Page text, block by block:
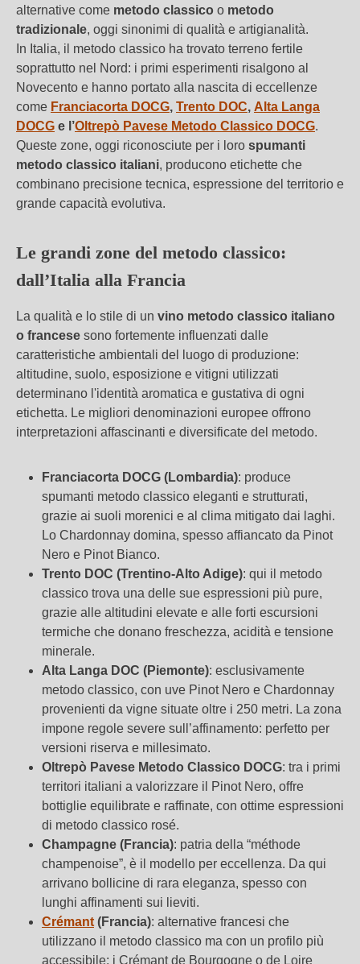
alternative come metodo classico o metodo
tradizionale, oggi sinonimi di qualità e artigianalità.
In Italia, il metodo classico ha trovato terreno fertile
soprattutto nel Nord: i primi esperimenti risalgono al
Novecento e hanno portato alla nascita di eccellenze
come Franciacorta DOCG, Trento DOC, Alta Langa
DOCG e l’Oltrepò Pavese Metodo Classico DOCG.
Queste zone, oggi riconosciute per i loro spumanti
metodo classico italiani, producono etichette che
combinano precisione tecnica, espressione del territorio e
grande capacità evolutiva.
Le grandi zone del metodo classico:
dall’Italia alla Francia
La qualità e lo stile di un vino metodo classico italiano
o francese sono fortemente influenzati dalle
caratteristiche ambientali del luogo di produzione:
altitudine, suolo, esposizione e vitigni utilizzati
determinano l'identità aromatica e gustativa di ogni
etichetta. Le migliori denominazioni europee offrono
interpretazioni affascinanti e diversificate del metodo.
Franciacorta DOCG (Lombardia): produce
spumanti metodo classico eleganti e strutturati,
grazie ai suoli morenici e al clima mitigato dai laghi.
Lo Chardonnay domina, spesso affiancato da Pinot
Nero e Pinot Bianco.
Trento DOC (Trentino-Alto Adige): qui il metodo
classico trova una delle sue espressioni più pure,
grazie alle altitudini elevate e alle forti escursioni
termiche che donano freschezza, acidità e tensione
minerale.
Alta Langa DOC (Piemonte): esclusivamente
metodo classico, con uve Pinot Nero e Chardonnay
provenienti da vigne situate oltre i 250 metri. La zona
impone regole severe sull’affinamento: perfetto per
versioni riserva e millesimato.
Oltrepò Pavese Metodo Classico DOCG: tra i primi
territori italiani a valorizzare il Pinot Nero, offre
bottiglie equilibrate e raffinate, con ottime espressioni
di metodo classico rosé.
Champagne (Francia): patria della “méthode
champenoise”, è il modello per eccellenza. Da qui
arrivano bollicine di rara eleganza, spesso con
lunghi affinamenti sui lieviti.
Crémant (Francia): alternative francesi che
utilizzano il metodo classico ma con un profilo più
accessibile; i Crémant de Bourgogne o de Loire
Ricerca avanzata